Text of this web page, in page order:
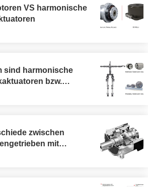
VS harmonische
sind harmonische
bzw.
Roboter?
zwischen
mit